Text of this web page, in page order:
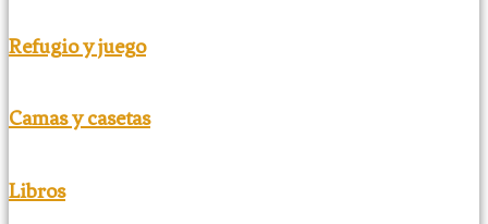
Refugio y juego
Camas y casetas
Libros